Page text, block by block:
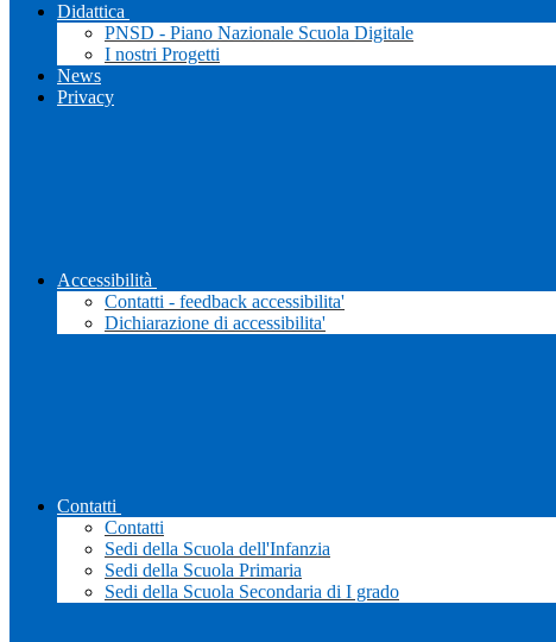
Didattica
PNSD - Piano Nazionale Scuola Digitale
I nostri Progetti
News
Privacy
Accessibilità
Contatti - feedback accessibilita'
Dichiarazione di accessibilita'
Contatti
Contatti
Sedi della Scuola dell'Infanzia
Sedi della Scuola Primaria
Sedi della Scuola Secondaria di I grado